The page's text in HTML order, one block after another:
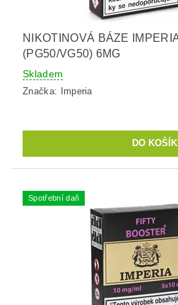
NIKOTINOVÁ BÁZE
(PG50/VG50) 6MG
Skladem
Značka: Imperia
Spotřební daň